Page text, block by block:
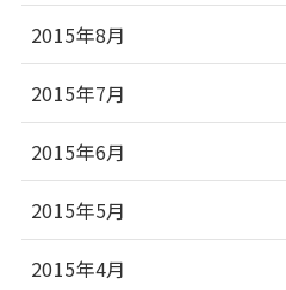
2015年8月
2015年7月
2015年6月
2015年5月
2015年4月